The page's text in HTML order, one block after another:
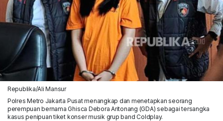
Republika/Ali Mansur
Polres Metro Jakarta Pusat menangkap dan menetapkan seorang
perempuan bernama Ghisca Debora Aritonang (GDA) sebagai tersangka
kasus penipuan tiket konser musik grup band Coldplay.